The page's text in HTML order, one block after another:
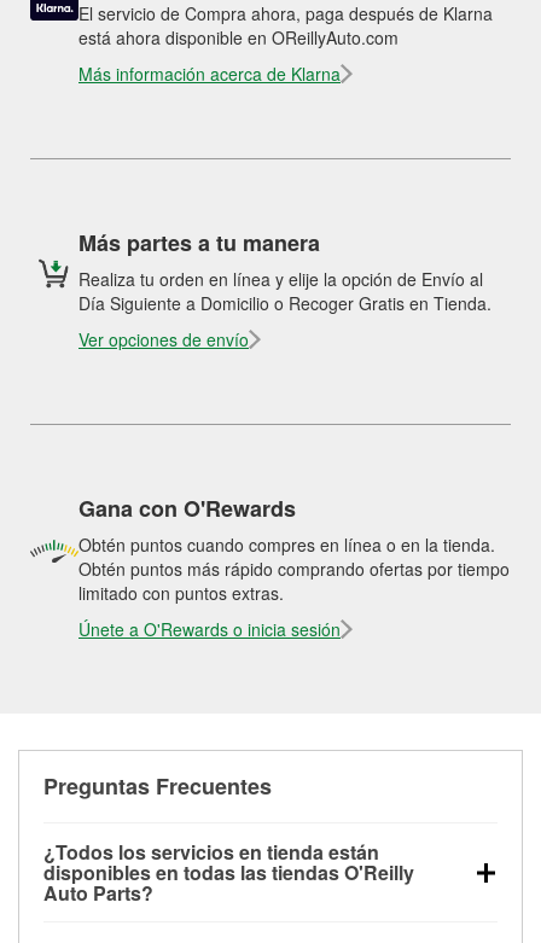
El servicio de Compra ahora, paga después de Klarna
está ahora disponible en OReillyAuto.com
Más información acerca de Klarna
Más partes a tu manera
Realiza tu orden en línea y elije la opción de Envío al
Día Siguiente a Domicilio o Recoger Gratis en Tienda.
Ver opciones de envío
Gana con O'Rewards
Obtén puntos cuando compres en línea o en la tienda.
Obtén puntos más rápido comprando ofertas por tiempo
limitado con puntos extras.
Únete a O'Rewards o inicia sesión
Preguntas Frecuentes
¿Todos los servicios en tienda están
disponibles en todas las tiendas O'Reilly
Auto Parts?